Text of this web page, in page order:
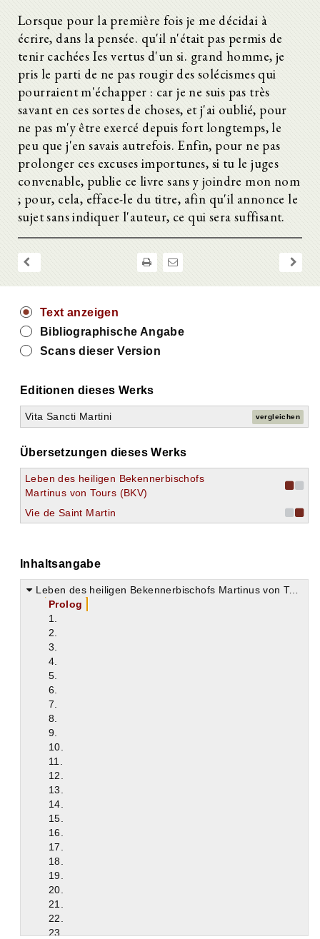
Lorsque pour la première fois je me décidai à
écrire, dans la pensée. qu'il n'était pas permis de
tenir cachées Ies vertus d'un si. grand homme, je
pris le parti de ne pas rougir des solécismes qui
pourraient m'échapper : car je ne suis pas très
savant en ces sortes de choses, et j'ai oublié, pour
ne pas m'y être exercé depuis fort longtemps, le
peu que j'en savais autrefois. Enfin, pour ne pas
prolonger ces excuses importunes, si tu le juges
convenable, publie ce livre sans y joindre mon nom
; pour, cela, efface-le du titre, afin qu'il annonce le
sujet sans indiquer l'auteur, ce qui sera suffisant.
Text anzeigen
Bibliographische Angabe
Scans dieser Version
Editionen dieses Werks
Vita Sancti Martini vergleichen
Übersetzungen dieses Werks
Leben des heiligen Bekennerbischofs
Martinus von Tours (BKV)
Vie de Saint Martin
Inhaltsangabe
Leben des heiligen Bekennerbischofs Martinus von Tours (Vita sancti Martini)
Prolog
1.
2.
3.
4.
5.
6.
7.
8.
9.
10.
11.
12.
13.
14.
15.
16.
17.
18.
19.
20.
21.
22.
23.